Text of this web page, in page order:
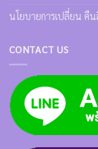
นโยบายการเปลี่ยน คื
CONTACT US